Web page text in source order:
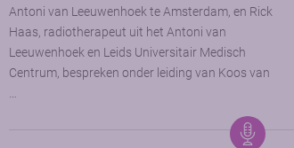
Antoni van Leeuwenhoek te Amsterdam, en Rick
Haas, radiotherapeut uit het Antoni van
Leeuwenhoek en Leids Universitair Medisch
Centrum, bespreken onder leiding van Koos van
…